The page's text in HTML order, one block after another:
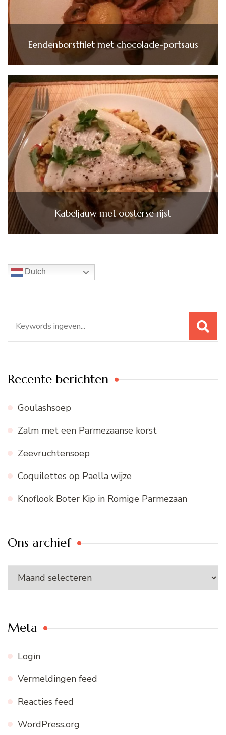
Eendenborstfilet met chocolade-portsaus
Kabeljauw met oosterse rijst
Dutch
naar:
Recente berichten
Goulashsoep
Zalm met een Parmezaanse korst
Zeevruchtensoep
Coquilettes op Paella wijze
Knoflook Boter Kip in Romige Parmezaan
Ons archief
Ons
archief
Meta
Login
Vermeldingen feed
Reacties feed
WordPress.org